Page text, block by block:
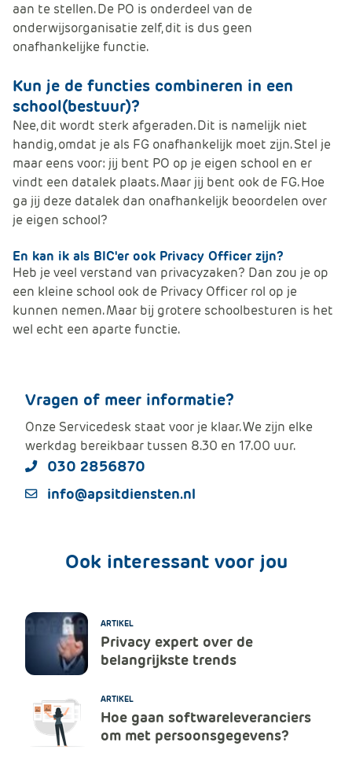
aan te stellen. De PO is onderdeel van de
onderwijsorganisatie zelf, dit is dus geen
onafhankelijke functie.
Kun je de functies combineren in een
school(bestuur)?
Nee, dit wordt sterk afgeraden. Dit is namelijk niet
handig, omdat je als FG onafhankelijk moet zijn. Stel je
maar eens voor: jij bent PO op je eigen school en er
vindt een datalek plaats. Maar jij bent ook de FG. Hoe
ga jij deze datalek dan onafhankelijk beoordelen over
je eigen school?
En kan ik als BIC'er ook Privacy Officer zijn?
Heb je veel verstand van privacyzaken? Dan zou je op
een kleine school ook de Privacy Officer rol op je
kunnen nemen. Maar bij grotere schoolbesturen is het
wel echt een aparte functie.
Vragen of meer informatie?
Onze Servicedesk staat voor je klaar. We zijn elke
werkdag bereikbaar tussen 8.30 en 17.00 uur.
030 2856870
info@apsitdiensten.nl
Ook interessant voor jou
ARTIKEL
Privacy expert over de
belangrijkste trends
ARTIKEL
Hoe gaan softwareleveranciers
om met persoonsgegevens?